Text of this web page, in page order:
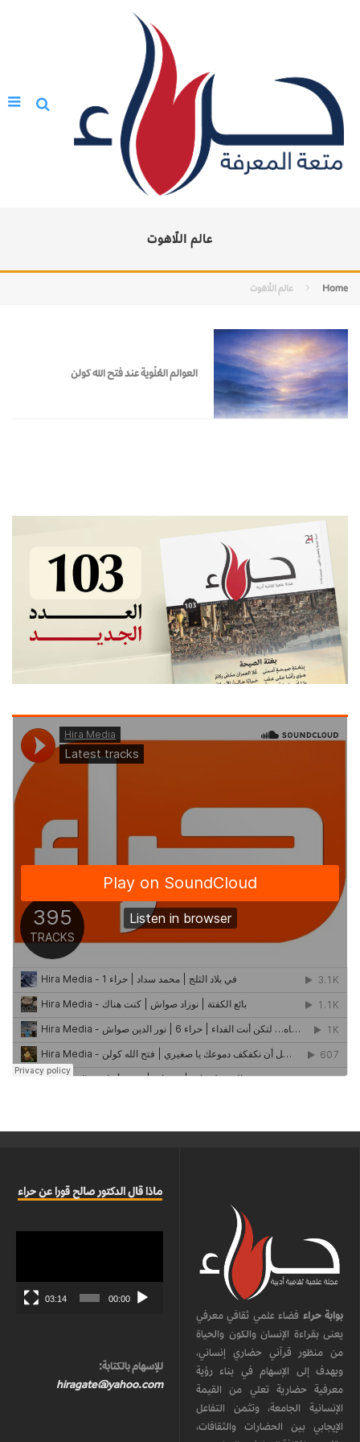
عالم اللّاهوت
Home عالم اللّاهوت
العوالم العُلْوية عند فتح الله كولن
بوابة حراء فضاء علمي ثقافي معرفي
يعنى بقراءة الإنسان والكون والحياة
من منظور قرآني حضاري إنساني،
ويهدف إلى الإسهام في بناء رؤية
معرفية حضارية تعلي من القيمة
الإنسانية الجامعة، وتثمن التفاعل
الإيجابي بين الحضارات والثقافات،
ماذا قال الدكتور صالح قورا عن حراء
00:00
03:14
للإسهام بالكتابة:
hiragate@yahoo.com